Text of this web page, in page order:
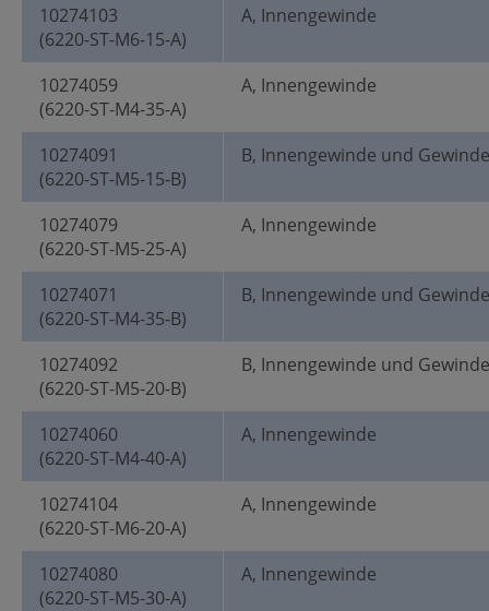
10274103
(6220-ST-M6-15-A)
A, Innengewinde
10274059
(6220-ST-M4-35-A)
A, Innengewinde
10274091
(6220-ST-M5-15-B)
B, Innengewinde und
10274079
(6220-ST-M5-25-A)
A, Innengewinde
10274071
(6220-ST-M4-35-B)
B, Innengewinde und
10274092
(6220-ST-M5-20-B)
B, Innengewinde und
10274060
(6220-ST-M4-40-A)
A, Innengewinde
10274104
(6220-ST-M6-20-A)
A, Innengewinde
10274080
(6220-ST-M5-30-A)
A, Innengewinde